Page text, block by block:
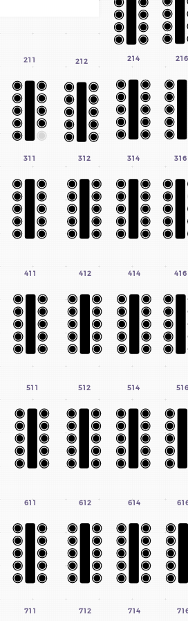
211 212 214 216
411 412 414 416
511 512 514
611 612 614
711 712 714
311 312 314 316